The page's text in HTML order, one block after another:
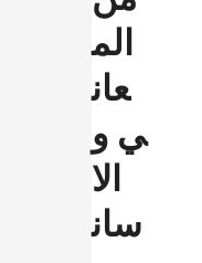
الم
عان
ي و
الا
سان